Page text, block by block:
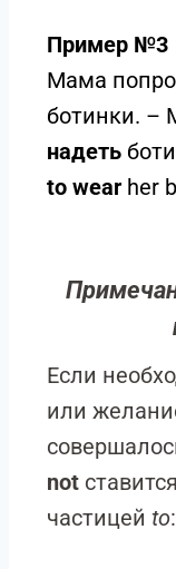
Пример №3
Мама
ботинки. –
надеть
to wear her
Если
или
not
частицей to: